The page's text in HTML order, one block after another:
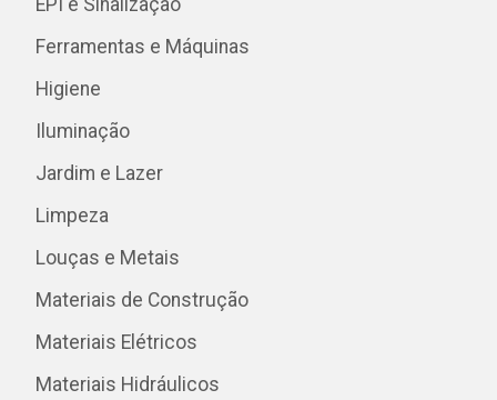
EPI e Sinalização
Ferramentas e Máquinas
Higiene
Iluminação
Jardim e Lazer
Limpeza
Louças e Metais
Materiais de Construção
Materiais Elétricos
Materiais Hidráulicos